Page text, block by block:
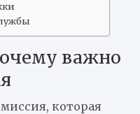
важно
которая